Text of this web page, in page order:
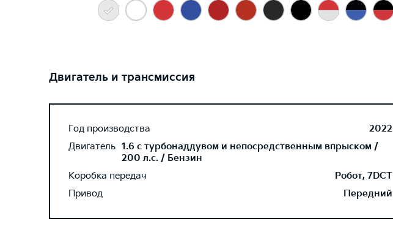
Двигатель и трансмиссия
Год производства
2022
Двигатель 1.6 с турбонаддувом и непосредственным впрыском /
200 л.с. / Бензин
Коробка передач
Робот, 7DCT
Привод
Передний